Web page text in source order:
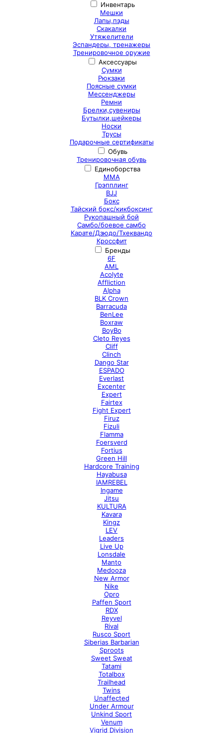
Инвентарь
Мешки
Лапы,пэды
Скакалки
Утяжелители
Эспандеры, тренажеры
Тренировочное оружие
Аксессуары
Сумки
Рюкзаки
Поясные сумки
Мессенджеры
Ремни
Брелки,сувениры
Бутылки,шейкеры
Носки
Трусы
Подарочные сертификаты
Обувь
Тренировочная обувь
Единоборства
ММА
Грэпплинг
BJJ
Бокс
Тайский бокс/кикбоксинг
Рукопашный бой
Самбо/боевое самбо
Карате/Дзюдо/Тхеквандо
Кроссфит
Бренды
6F
AML
Acolyte
Affliction
Alpha
BLK Crown
Barracuda
BenLee
Boxraw
BoyBo
Cleto Reyes
Cliff
Clinch
Dango Star
ESPADO
Everlast
Excenter
Expert
Fairtex
Fight Expert
Firuz
Fizuli
Flamma
Foersverd
Fortius
Green Hill
Hardcore Training
Hayabusa
IAMREBEL
Ingame
Jitsu
KULTURA
Kavara
Kingz
LEV
Leaders
Live Up
Lonsdale
Manto
Medooza
New Armor
Nike
Opro
Paffen Sport
RDX
Reyvel
Rival
Rusco Sport
Siberias Barbarian
Sproots
Sweet Sweat
Tatami
Totalbox
Trailhead
Twins
Unaffected
Under Armour
Unkind Sport
Venum
Vigrid Division